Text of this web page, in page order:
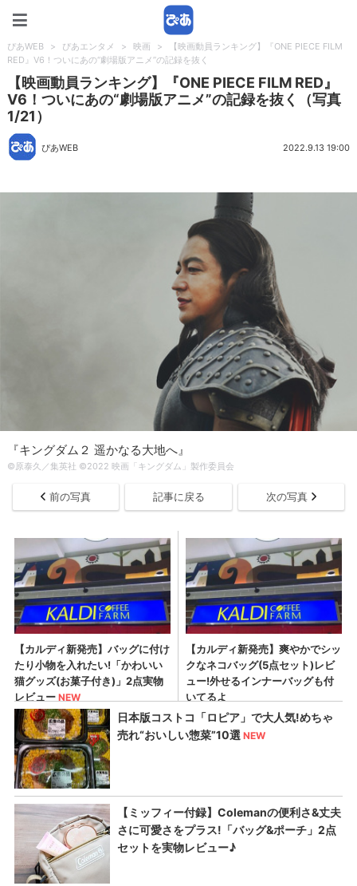
ぴあWEB > ぴあエンタメ > 映画 >
【映画動員ランキング】『ONE PIECE FILM
RED』V6！ついにあの“劇場版アニメ”の記録を抜く
【映画動員ランキング】『ONE PIECE FILM RED』
V6！ついにあの“劇場版アニメ”の記録を抜く（写真
1/21）
ぴあWEB 2022.9.13 19:00
『キングダム２ 遥かなる大地へ』
©原泰久／集英社 ©2022 映画「キングダム」製作委員会
前の写真 記事に戻る 次の写真